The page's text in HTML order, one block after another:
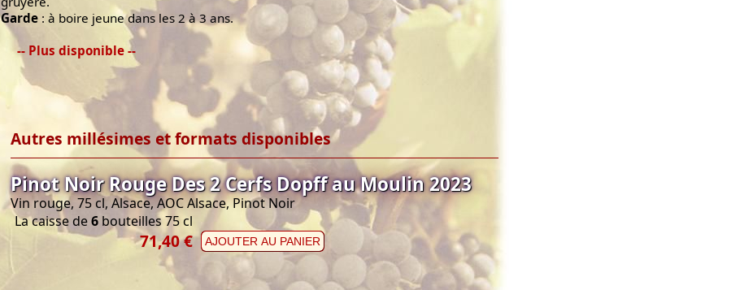
Garde : à boire jeune dans les 2 à 3 ans.
-- Plus disponible --
Autres millésimes et formats disponibles
Pinot Noir Rouge Des 2 Cerfs Dopff au Moulin 2023
Vin rouge, 75 cl, Alsace, AOC Alsace, Pinot Noir
La caisse de6 bouteilles 75 cl
71,40 € AJOUTER AU PANIER